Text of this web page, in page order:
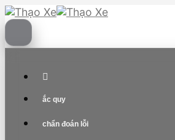
Skip
to
content
ắc quy
chẩn đoán lỗi